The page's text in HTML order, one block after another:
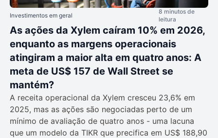
Investimentos em geral
8 minutos de
leitura
As ações da Xylem caíram 10% em 2026,
enquanto as margens operacionais
atingiram a maior alta em quatro anos: A
meta de US$ 157 de Wall Street se
mantém?
A receita operacional da Xylem cresceu 23,6% em
2025, mas as ações são negociadas perto de um
mínimo de avaliação de quatro anos - uma lacuna
que um modelo da TIKR que precifica em US$ 188,90